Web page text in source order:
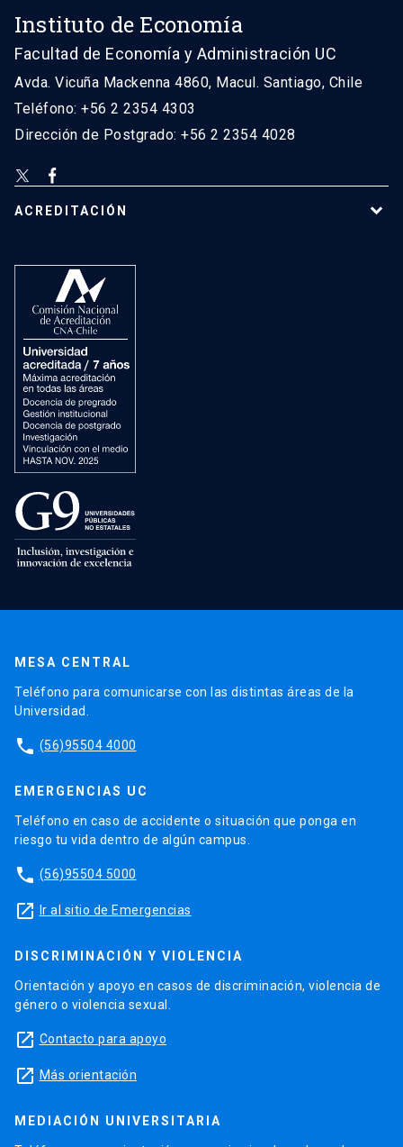
Instituto de Economía
Facultad de Economía y Administración UC
Avda. Vicuña Mackenna 4860, Macul. Santiago, Chile
Teléfono: +56 2 2354 4303
Dirección de Postgrado: +56 2 2354 4028
ACREDITACIÓN
MESA CENTRAL
Teléfono para comunicarse con las distintas áreas de la
Universidad.
phone (56)95504 4000
EMERGENCIAS UC
Teléfono en caso de accidente o situación que ponga en
riesgo tu vida dentro de algún campus.
phone (56)95504 5000
launch Ir al sitio de Emergencias
DISCRIMINACIÓN Y VIOLENCIA
Orientación y apoyo en casos de discriminación, violencia de
género o violencia sexual.
launch Contacto para apoyo
launch Más orientación
MEDIACIÓN UNIVERSITARIA